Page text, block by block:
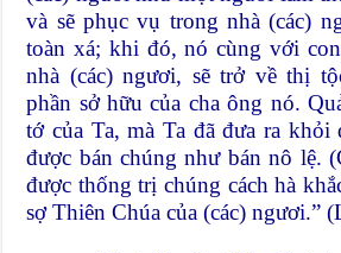
và sẽ phục vụ trong nhà (các)
toàn xá; khi đó, nó cùng với
nhà (các) ngươi, sẽ trở về thị
phần sở hữu của cha ông nó.
tớ của Ta, mà Ta đã đưa ra khỏi
được bán chúng như bán nô lệ.
được thống trị chúng cách hà
sợ Thiên Chúa của (các) ngươi.”